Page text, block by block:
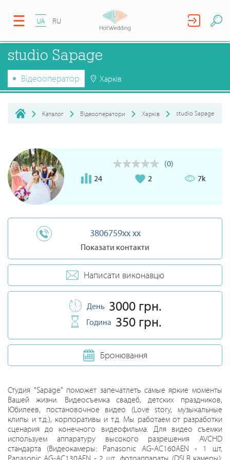
UA RU
studio Sapage
Відеооператор Харків
Каталог Відеооператори Харків studio Sapage
(0)
24
2 7k
3806759xx xx
Показати контакти
Написати виконавцю
День 3000 грн.
Година 350 грн.
Бронювання
Студия "Sapage" поможет запечатлеть самые яркие моменты
Вашей жизни. Видеосъемка свадеб, детских праздников,
Юбилеев, постановочное видео (Love story, музыкальные
клипы и т.д.), корпоративы и т.д. Мы работаем от разработки
сценария до конечного видеофильма. Для видео съемки
используем аппаратуру высокого разрешения AVCHD
стандарта (Видеокамеры: Panasonic AG-AC160AEN - 1 шт,
Panasonic AG-AC130AEN - 2 шт., фотоаппараты (DSLR камеры):